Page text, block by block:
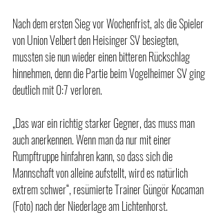
Nach dem ersten Sieg vor Wochenfrist, als die Spieler
von Union Velbert den Heisinger SV besiegten,
mussten sie nun wieder einen bitteren Rückschlag
hinnehmen, denn die Partie beim Vogelheimer SV ging
deutlich mit 0:7 verloren.
„Das war ein richtig starker Gegner, das muss man
auch anerkennen. Wenn man da nur mit einer
Rumpftruppe hinfahren kann, so dass sich die
Mannschaft von alleine aufstellt, wird es natürlich
extrem schwer“, resümierte Trainer Güngör Kocaman
(Foto) nach der Niederlage am Lichtenhorst.